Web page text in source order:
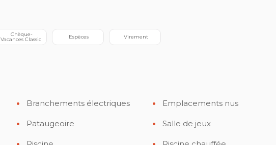
Vacances Classic Espèces Virement
Branchements électriques Emplacements nus
Pataugeoire Salle de jeux